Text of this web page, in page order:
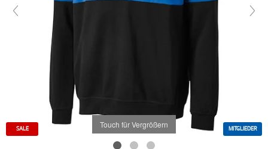
Touch für Vergrößern
SALE MITGLIEDER